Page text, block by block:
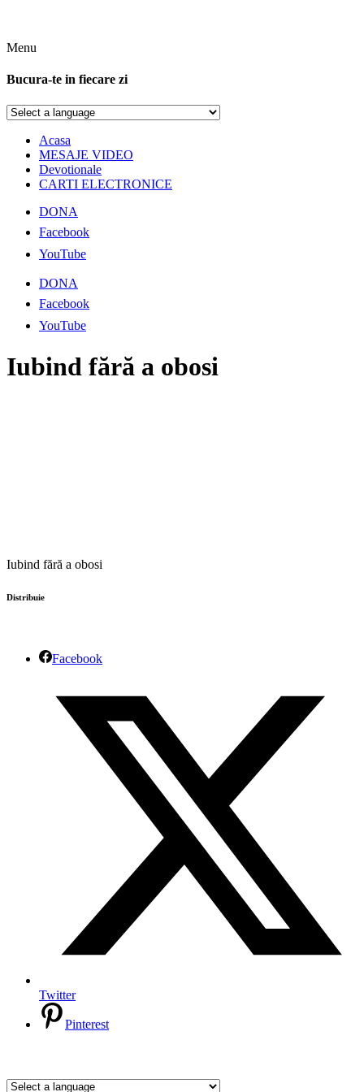
Menu
Bucura-te in fiecare zi
Acasa
MESAJE VIDEO
Devotionale
CARTI ELECTRONICE
DONA
Facebook
YouTube
DONA
Facebook
YouTube
Iubind fără a obosi
Iubind fără a obosi
Distribuie
Facebook
Twitter
Pinterest